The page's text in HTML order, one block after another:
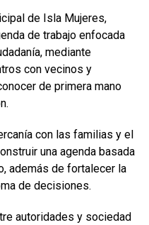
de Isla Mujeres,
de trabajo enfocada
mediante
con vecinos y
de primera mano
con las familias y el
una agenda basada
además de fortalecer la
de decisiones.
autoridades y sociedad